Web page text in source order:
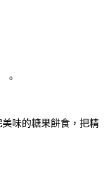
。
味的糖果餅食，把精